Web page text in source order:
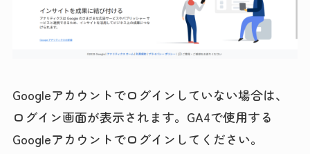
Googleアカウントでログインしていない場合は、
ログイン画面が表示されます。GA4で使用する
Googleアカウントでログインしてください。